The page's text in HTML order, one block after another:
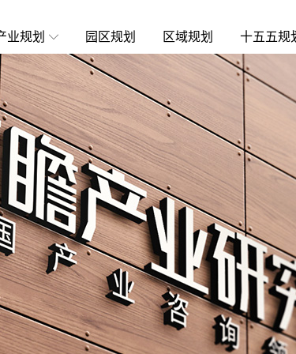
业规划 园区规划 区域规划 十五五规